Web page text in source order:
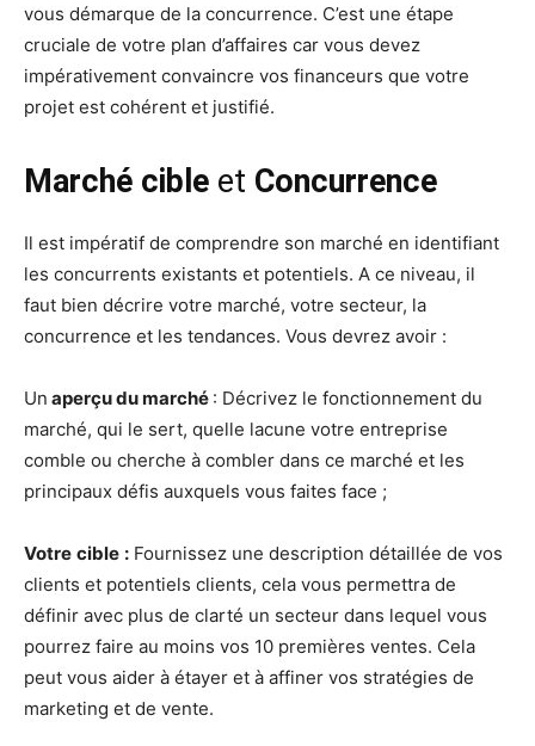
vous démarque de la concurrence. C’est une étape
cruciale de votre plan d’affaires car vous devez
impérativement convaincre vos financeurs que votre
projet est cohérent et justifié.
Marché cible et Concurrence
Il est impératif de comprendre son marché en identifiant
les concurrents existants et potentiels. A ce niveau, il
faut bien décrire votre marché, votre secteur, la
concurrence et les tendances. Vous devrez avoir :
Un aperçu du marché : Décrivez le fonctionnement du
marché, qui le sert, quelle lacune votre entreprise
comble ou cherche à combler dans ce marché et les
principaux défis auxquels vous faites face ;
Votre cible : Fournissez une description détaillée de vos
clients et potentiels clients, cela vous permettra de
définir avec plus de clarté un secteur dans lequel vous
pourrez faire au moins vos 10 premières ventes. Cela
peut vous aider à étayer et à affiner vos stratégies de
marketing et de vente.